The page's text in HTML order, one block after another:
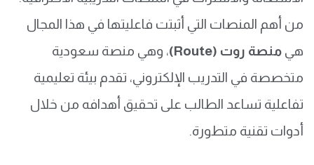
من أهم المنصات التي أثبتت فاعليتها في هذا المجال
هي منصة روت (Route)
، وهي منصة سعودية
متخصصة في التدريب الإلكتروني، تقدم بيئة تعليمية
تفاعلية تساعد الطالب على تحقيق أهدافه من خلال
أدوات تقنية متطورة.